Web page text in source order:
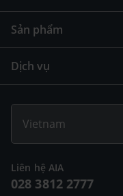
Sản phẩm
Dịch vụ
Vietnam
Liên hệ AIA
028 3812 2777